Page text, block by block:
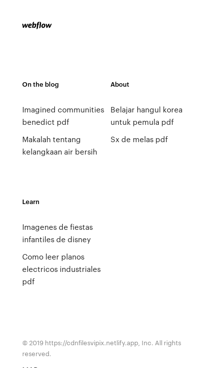
On the blog
Imagined communities
benedict pdf
Makalah tentang
kelangkaan air bersih
About
Belajar hangul korea
untuk pemula pdf
Sx de melas pdf
Learn
Imagenes de fiestas
infantiles de disney
Como leer planos
electricos industriales
pdf
© 2019 https://cdnfilesvipix.netlify.app, Inc. All rights
reserved.